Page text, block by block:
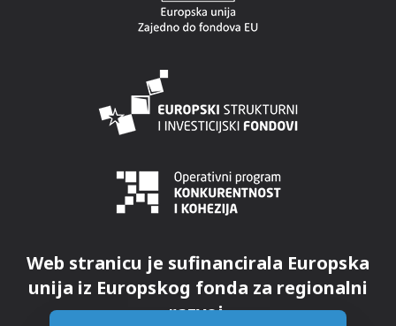
Web stranicu je sufinancirala Europska
unija iz Europskog fonda za regionalni
razvoj.